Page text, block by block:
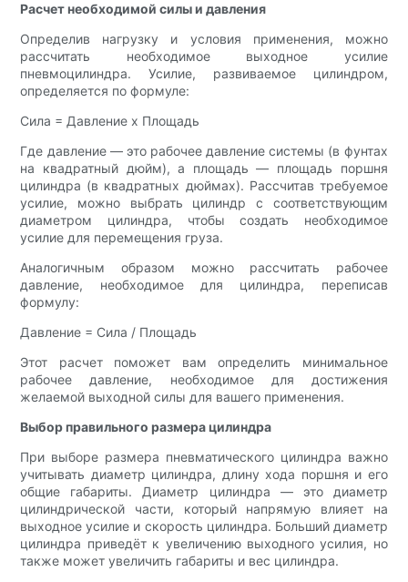
Расчет необходимой силы и давления
Определив нагрузку и условия применения, можно
рассчитать необходимое выходное усилие
пневмоцилиндра. Усилие, развиваемое цилиндром,
определяется по формуле:
Сила = Давление x Площадь
Где давление — это рабочее давление системы (в фунтах
на квадратный дюйм), а площадь — площадь поршня
цилиндра (в квадратных дюймах). Рассчитав требуемое
усилие, можно выбрать цилиндр с соответствующим
диаметром цилиндра, чтобы создать необходимое
усилие для перемещения груза.
Аналогичным образом можно рассчитать рабочее
давление, необходимое для цилиндра, переписав
формулу:
Давление = Сила / Площадь
Этот расчет поможет вам определить минимальное
рабочее давление, необходимое для достижения
желаемой выходной силы для вашего применения.
Выбор правильного размера цилиндра
При выборе размера пневматического цилиндра важно
учитывать диаметр цилиндра, длину хода поршня и его
общие габариты. Диаметр цилиндра — это диаметр
цилиндрической части, который напрямую влияет на
выходное усилие и скорость цилиндра. Больший диаметр
цилиндра приведёт к увеличению выходного усилия, но
также может увеличить габариты и вес цилиндра.